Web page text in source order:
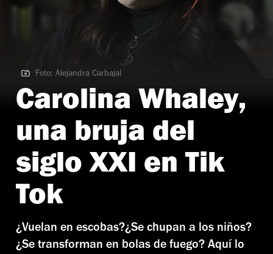
Foto: Alejandra Carbajal
Foto: Alejandra Carbajal
Carolina Whaley,
una bruja del
siglo XXI en Tik
Tok
¿Vuelan en escobas?¿Se chupan a los niños?
¿Se transforman en bolas de fuego? Aquí lo